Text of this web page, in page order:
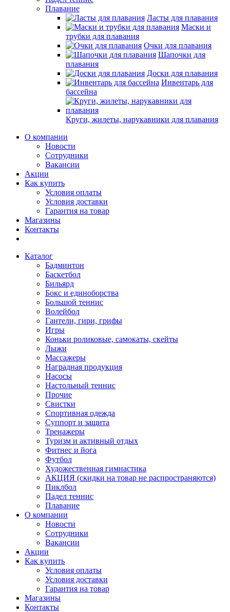
Плавание
Ласты для плавания
Маски и
трубки для плавания
Очки для плавания
Шапочки для
плавания
Доски для плавания
Инвентарь для
бассейна
Круги, жилеты, нарукавники для плавания
О компании
Новости
Сотрудники
Вакансии
Акции
Как купить
Условия оплаты
Условия доставки
Гарантия на товар
Магазины
Контакты
Каталог
Бадминтон
Баскетбол
Бильярд
Бокс и единоборства
Большой теннис
Волейбол
Гантели, гири, грифы
Игры
Коньки роликовые, самокаты, скейты
Лыжи
Массажеры
Наградная продукция
Насосы
Настольный теннис
Прочие
Свистки
Спортивная одежда
Суппорт и защита
Тренажеры
Туризм и активный отдых
Фитнес и йога
Футбол
Художественная гимнастика
АКЦИЯ (скидки на товар не распространяются)
Пиклбол
Падел теннис
Плавание
О компании
Новости
Сотрудники
Вакансии
Акции
Как купить
Условия оплаты
Условия доставки
Гарантия на товар
Магазины
Контакты